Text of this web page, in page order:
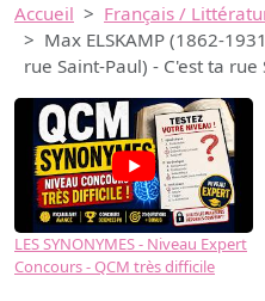
Accueil
Français /
Max ELSKAMP (1862-
rue Saint-Paul) - C'est ta rue
LES SYNONYMES - Niveau Expert
Concours - QCM très difficile